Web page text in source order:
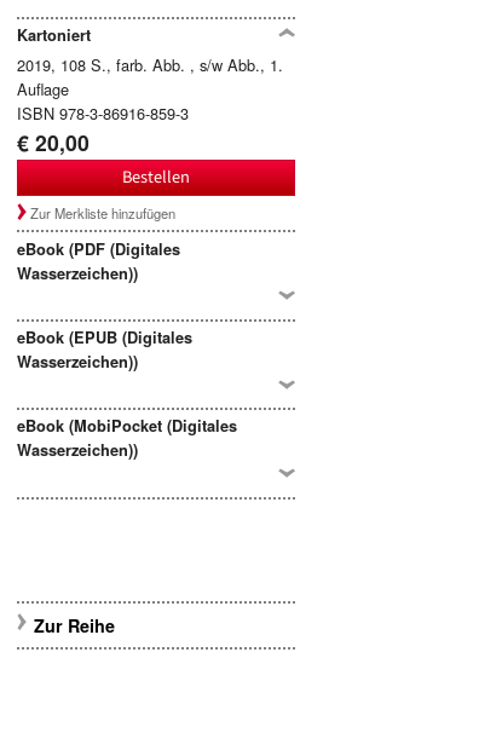
Kartoniert
2019, 108 S., farb. Abb. , s/w Abb., 1.
Auflage
ISBN 978-3-86916-859-3
€ 20,00
Bestellen
Zur Merkliste hinzufügen
eBook (PDF (Digitales
Wasserzeichen))
eBook (EPUB (Digitales
Wasserzeichen))
eBook (MobiPocket (Digitales
Wasserzeichen))
Zur Reihe